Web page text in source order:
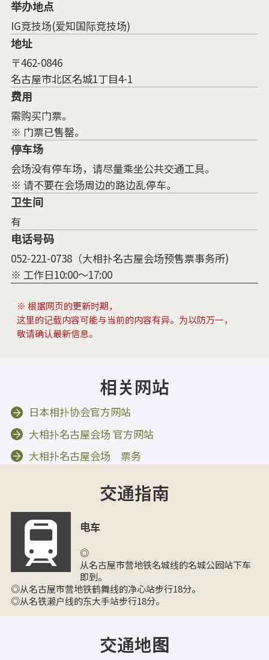
举办地点
IG竞技场(爱知国际竞技场)
地址
〒462-0846
名古屋市北区名城1丁目4-1
费用
需购买门票。
※ 门票已售罄。
停车场
会场没有停车场，请尽量乘坐公共交通工具。
※ 请不要在会场周边的路边乱停车。
卫生间
有
电话号码
052-221-0738（大相扑名古屋会场预售票事务所)
※ 工作日10:00～17:00
※ 根据网页的更新时期，
这里的记载内容可能与当前的内容有异。为以防万一，
敬请确认最新信息。
相关网站
日本相扑协会官方网站
大相扑名古屋会场 官方网站
大相扑名古屋会场 票务
交通指南
电车
◎
从名古屋市营地铁名城线的名城公园站下车
即到。
◎从名古屋市营地铁鹤舞线的净心站步行18分。
◎从名铁濑户线的东大手站步行18分。
交通地图